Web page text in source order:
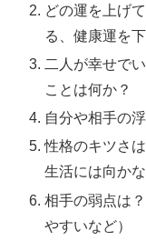
どの運を上げ
る、健康運を
二人が幸せで
ことは何か？
自分や相手の
性格のキツさ
生活には向かな
相手の弱点は
やすいなど）